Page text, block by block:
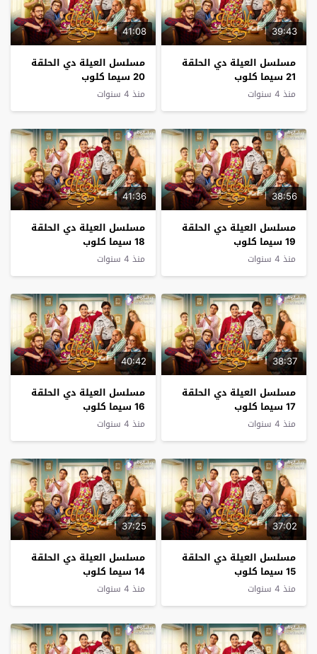
39:43
مسلسل العيلة دي الحلقة
21 سيما كلوب
منذ 4 سنوات
41:08
مسلسل العيلة دي الحلقة
20 سيما كلوب
منذ 4 سنوات
38:56
مسلسل العيلة دي الحلقة
19 سيما كلوب
منذ 4 سنوات
41:36
مسلسل العيلة دي الحلقة
18 سيما كلوب
منذ 4 سنوات
38:37
مسلسل العيلة دي الحلقة
17 سيما كلوب
منذ 4 سنوات
40:42
مسلسل العيلة دي الحلقة
16 سيما كلوب
منذ 4 سنوات
37:02
مسلسل العيلة دي الحلقة
15 سيما كلوب
منذ 4 سنوات
37:25
مسلسل العيلة دي الحلقة
14 سيما كلوب
منذ 4 سنوات